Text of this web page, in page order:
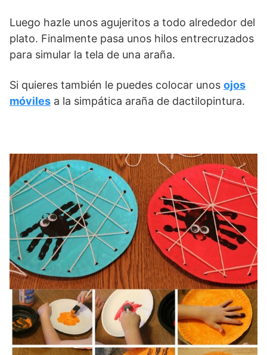
Luego hazle unos agujeritos a todo alrededor del
plato. Finalmente pasa unos hilos entrecruzados
para simular la tela de una araña.
Si quieres también le puedes colocar unos ojos
móviles a la simpática araña de dactilopintura.